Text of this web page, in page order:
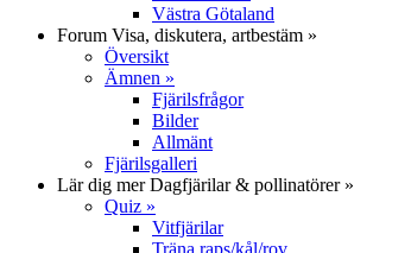
Västra Götaland
Forum Visa, diskutera, artbestäm »
Översikt
Ämnen »
Fjärilsfrågor
Bilder
Allmänt
Fjärilsgalleri
Lär dig merDagfjärilar & pollinatörer»
Quiz »
Vitfjärilar
Träna raps/kål/rov